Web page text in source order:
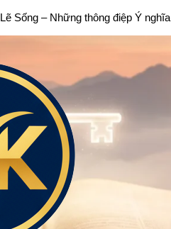
Lẽ Sống – Những thông điệp Ý nghĩa